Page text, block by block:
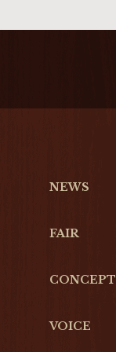
NEWS
FAIR
CONCEPT
VOICE